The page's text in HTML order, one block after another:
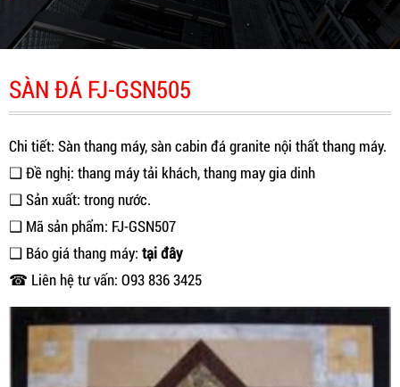
SÀN ĐÁ FJ-GSN505
Chi tiết: Sàn thang máy, sàn cabin đá granite nội thất thang máy.
❑ Đề nghị: thang máy tải khách, thang may gia dinh
❑ Sản xuất: trong nước.
❑ Mã sản phẩm: FJ-GSN507
❑ Báo giá thang máy: tại đây
☎ Liên hệ tư vấn: O93 836 3425